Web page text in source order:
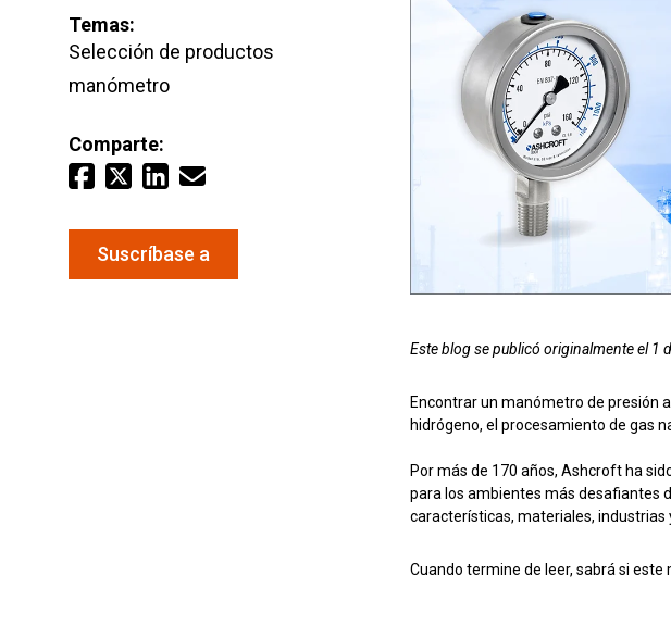
Mantenga sus equipos y procesos críticos en funcionamiento con
mediciones fiables de presión y temperatura.
Agua y aguas residuales
Temas:
Selección de productos
manómetro
Comparte:
Suscríbase a
Este blog se publicó originalmente el 1
Encontrar un manómetro de presión
hidrógeno, el procesamiento de gas
Por más de 170 años, Ashcroft ha
para los ambientes más desafiantes
características, materiales,
Cuando termine de leer, sabrá si